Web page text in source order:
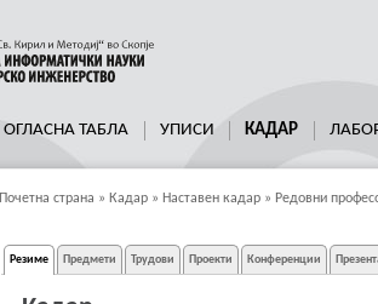
ОГЛАСНА ТАБЛА УПИСИ КАДАР
Почетна страна » Кадар » Наставен кадар » Редовни
Резиме Предмети Трудови Проекти Конференции